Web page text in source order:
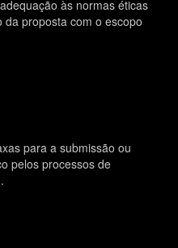
às normas éticas
proposta com o escopo
para a submissão ou
pelos processos de